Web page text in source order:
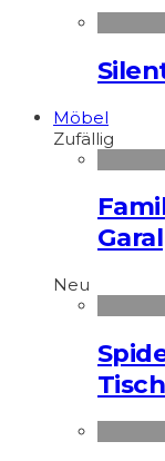
Möbel
Zufällig
Garal
Neu